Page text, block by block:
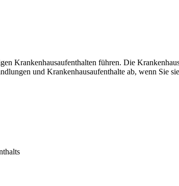
Krankenhausaufenthalten führen. Die
und Krankenhausaufenthalte ab, wenn Sie